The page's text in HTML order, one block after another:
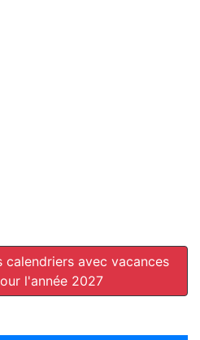
calendriers avec vacances
l'année 2027